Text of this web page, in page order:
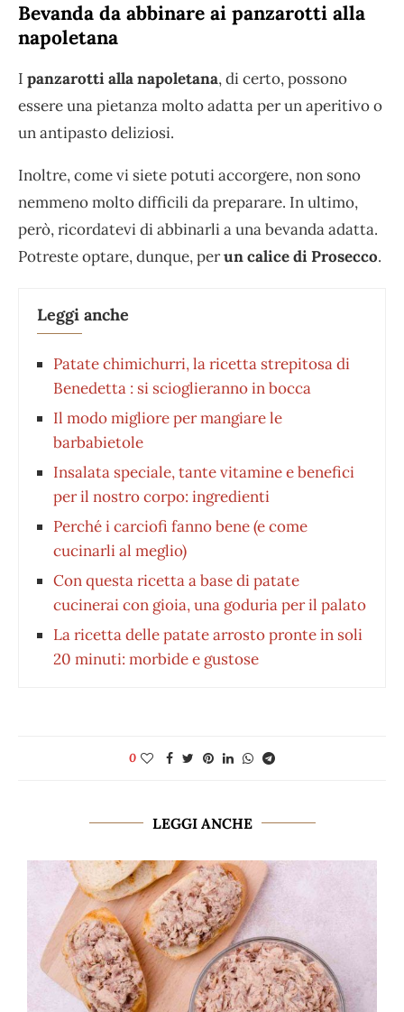
Bevanda da abbinare ai panzarotti alla
napoletana
I panzarotti alla napoletana, di certo, possono
essere una pietanza molto adatta per un aperitivo o
un antipasto deliziosi.
Inoltre, come vi siete potuti accorgere, non sono
nemmeno molto difficili da preparare. In ultimo,
però, ricordatevi di abbinarli a una bevanda adatta.
Potreste optare, dunque, perun calice di Prosecco.
Leggi anche
Patate chimichurri, la ricetta strepitosa di
Benedetta : si scioglieranno in bocca
Il modo migliore per mangiare le
barbabietole
Insalata speciale, tante vitamine e benefici
per il nostro corpo: ingredienti
Perché i carciofi fanno bene (e come
cucinarli al meglio)
Con questa ricetta a base di patate
cucinerai con gioia, una goduria per il palato
La ricetta delle patate arrosto pronte in soli
20 minuti: morbide e gustose
0
LEGGI ANCHE